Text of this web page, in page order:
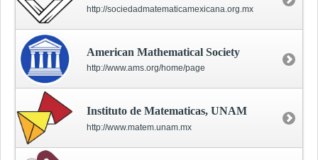
http://sociedadmatematicamexicana.org.mx
American Mathematical Society
http://www.ams.org/home/page
Instituto de Matematicas, UNAM
http://www.matem.unam.mx